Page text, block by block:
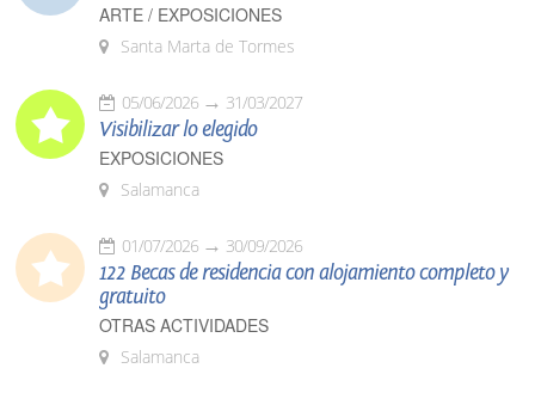
ARTE / EXPOSICIONES
Santa Marta de Tormes
05/06/2026 31/03/2027
Visibilizar lo elegido
EXPOSICIONES
Salamanca
01/07/2026 30/09/2026
122 Becas de residencia con alojamiento completo y
gratuito
OTRAS ACTIVIDADES
Salamanca